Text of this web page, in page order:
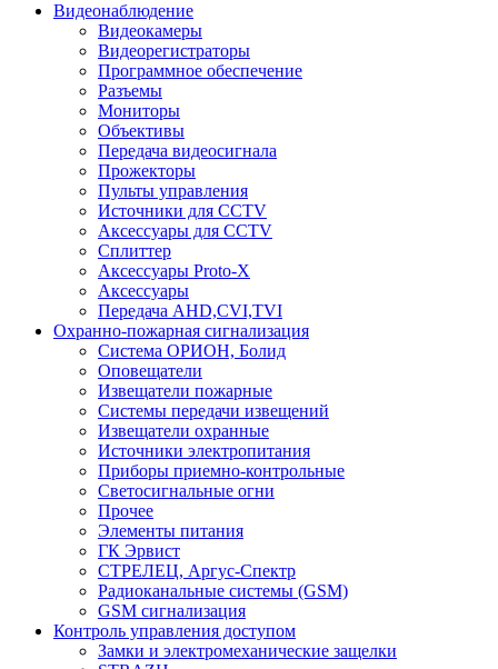
Видеонаблюдение
Видеокамеры
Видеорегистраторы
Программное обеспечение
Разъемы
Мониторы
Объективы
Передача видеосигнала
Прожекторы
Пульты управления
Источники для CCTV
Аксессуары для CCTV
Сплиттер
Аксессуары Proto-X
Аксессуары
Передача AHD,CVI,TVI
Охранно-пожарная сигнализация
Система ОРИОН, Болид
Оповещатели
Извещатели пожарные
Системы передачи извещений
Извещатели охранные
Источники электропитания
Приборы приемно-контрольные
Светосигнальные огни
Прочее
Элементы питания
ГК Эрвист
СТРЕЛЕЦ, Аргус-Спектр
Радиоканальные системы (GSM)
GSM сигнализация
Контроль управления доступом
Замки и электромеханические защелки